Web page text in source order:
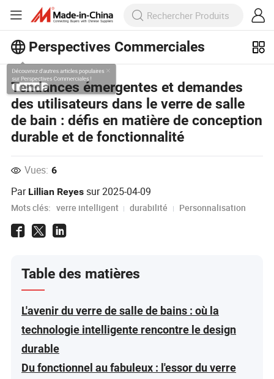
Perspectives Commerciales
Découvrez d'autres articles populaires
sur Perspectives Commerciales !
Voir Plus
Tendances émergentes et demandes
des utilisateurs dans le verre de salle
de bain : défis en matière de conception
durable et de fonctionnalité
Vues: 6
Par Lillian Reyes sur2025-04-09
Mots clés: verre intelligent durabilité Personnalisation
Table des matières
L'avenir du verre de salle de bains : où la
technologie intelligente rencontre le design
durable
Du fonctionnel au fabuleux : l'essor du verre